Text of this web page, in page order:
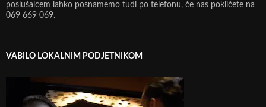
poslušalcem lahko posnamemo tudi po telefonu, če nas pokličete na
069 669 069.
VABILO LOKALNIM PODJETNIKOM